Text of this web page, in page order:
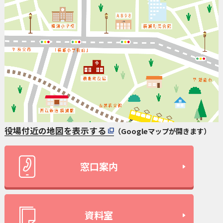
役場付近の地図を表示する （Googleマップが開きます）
窓口案内
資料室